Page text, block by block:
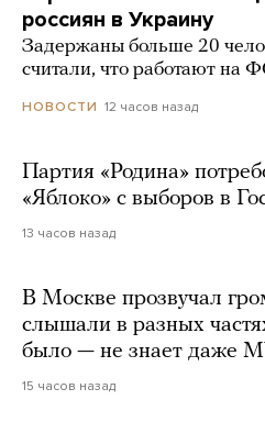
россиян в Украину
Задержаны больше 20
считали, что работают на
НОВОСТИ 12 часов назад
Партия «Родина»
«Яблоко» с выборов в
13 часов назад
В Москве прозвучал
слышали в разных
было — не знает даже
15 часов назад